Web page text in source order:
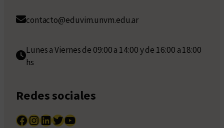
contacto@eduvim.unvm.edu.ar
Lunes a Viernes de 09:00 a 14:00 y de 16:00 a 18:00
hs
Redes sociales
Facebook InstagramLinkedIn Twitter YouTube